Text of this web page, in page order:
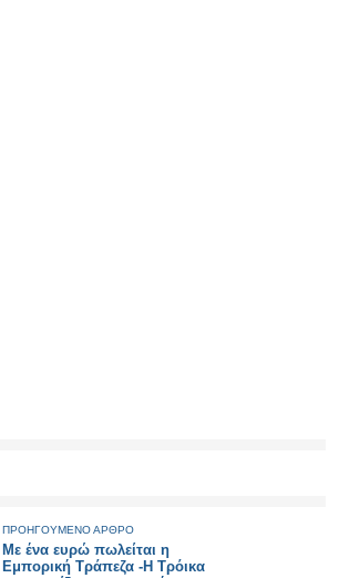
ΠΡΟΗΓΟΥΜΕΝΟ ΑΡΘΡΟ
Με ένα ευρώ πωλείται η
Εμπορική Τράπεζα -Η Τρόικα